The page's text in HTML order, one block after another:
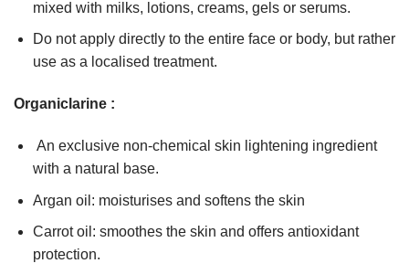
mixed with milks, lotions, creams, gels or serums.
Do not apply directly to the entire face or body, but rather
use as a localised treatment.
Organiclarine :
An exclusive non-chemical skin lightening ingredient
with a natural base.
Argan oil: moisturises and softens the skin
Carrot oil: smoothes the skin and offers antioxidant
protection.